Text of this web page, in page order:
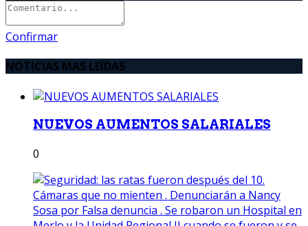
Confirmar
NOTICIAS MAS LEÍDAS
NUEVOS AUMENTOS SALARIALES
0